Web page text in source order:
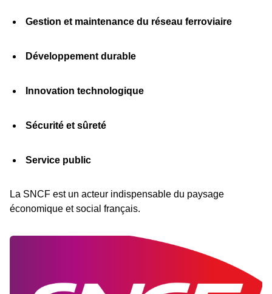
Gestion et maintenance du réseau ferroviaire
Développement durable
Innovation technologique
Sécurité et sûreté
Service public
La SNCF est un acteur indispensable du paysage
économique et social français.